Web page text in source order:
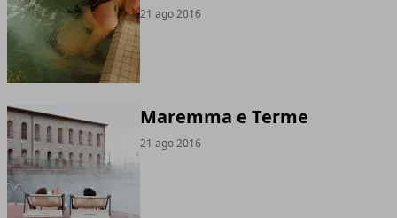
21 ago 2016
Maremma e Terme
21 ago 2016